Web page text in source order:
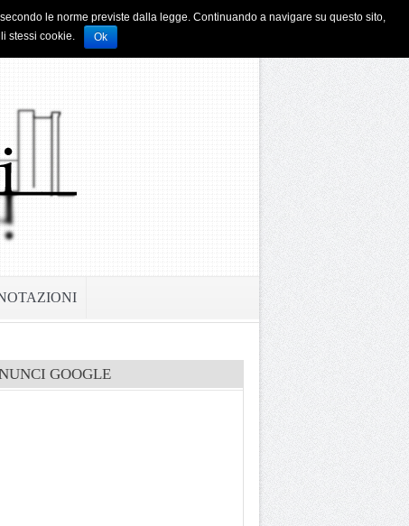
GOOGLE
le norme previste dalla legge. Continuando a navigare su questo sito,
stessi cookie.
Ok